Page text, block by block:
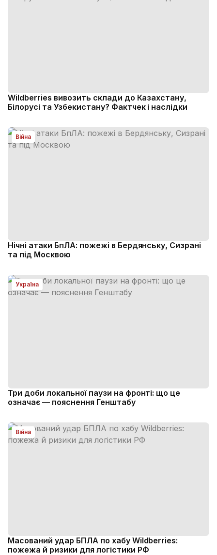
Wildberries вивозить склади до Казахстану,
Білорусі та Узбекистану? Фактчек і наслідки
Війна
Нічні атаки БпЛА: пожежі в Бердянську, Сизрані
та під Москвою
Україна
Три доби локальної паузи на фронті: що це
означає — пояснення Генштабу
Війна
Масований удар БПЛА по хабу Wildberries:
пожежа й ризики для логістики РФ